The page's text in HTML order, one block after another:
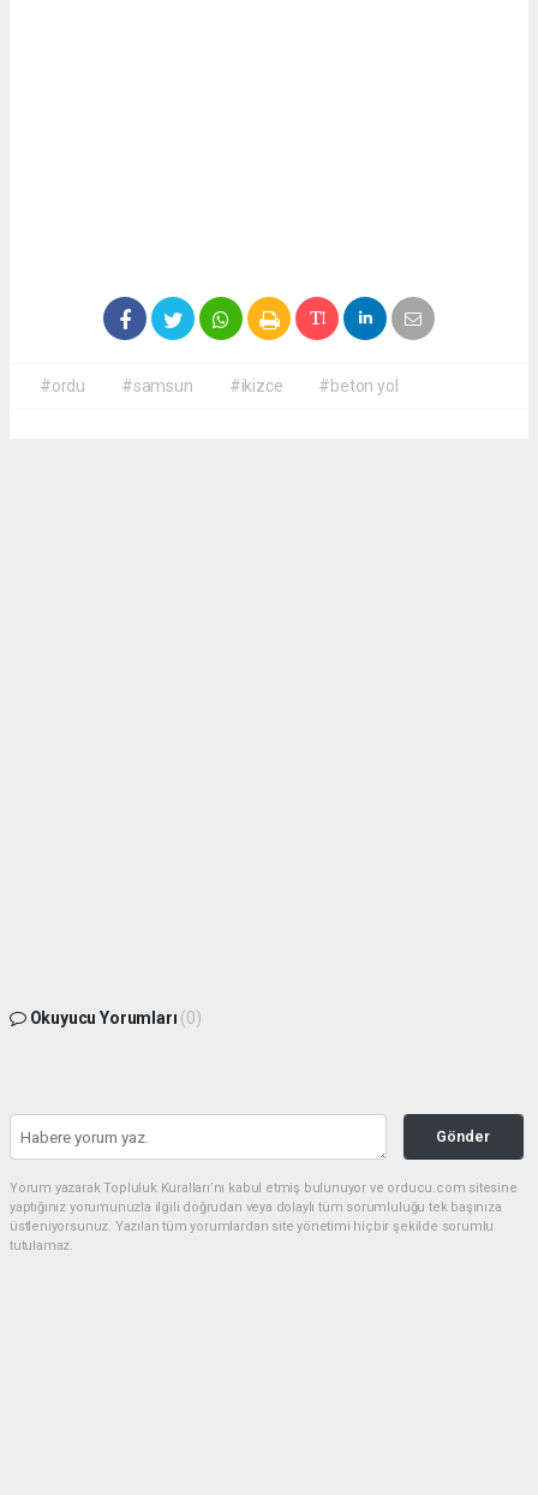
#ordu #samsun #ikizce #beton yol
Okuyucu Yorumları (0)
Gönder
Yorum yazarak Topluluk Kuralları’nı kabul etmiş bulunuyor ve orducu.com sitesine
yaptığınız yorumunuzla ilgili doğrudan veya dolaylı tüm sorumluluğu tek başınıza
üstleniyorsunuz. Yazılan tüm yorumlardan site yönetimi hiçbir şekilde sorumlu
tutulamaz.